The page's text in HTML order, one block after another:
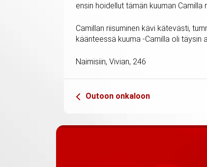
ensin hoidellut tämän kuuman Camilla
Camillan riisuminen kävi kätevästi,
käänteessä kuuma -Camilla oli täysin
Naimisiin, Vivian, 246
Outoon onkaloon